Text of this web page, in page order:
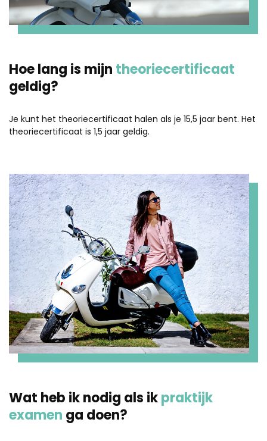
Hoe lang is mijn theoriecertificaat
geldig?
Je kunt het theoriecertificaat halen als je 15,5 jaar bent. Het
theoriecertificaat is 1,5 jaar geldig.
Wat heb ik nodig als ikpraktijk
examen ga doen?